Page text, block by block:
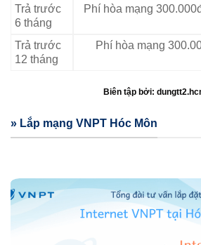
Trả trước
6 tháng
Phí hòa mạng
Trả trước
12 tháng
Phí hòa mạng
Biên tập bởi:
» Lắp mạng VNPT Hóc Môn